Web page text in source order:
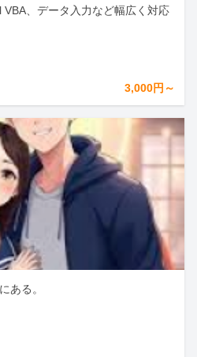
、データ入力など幅広く対応
3,000円～
ある。